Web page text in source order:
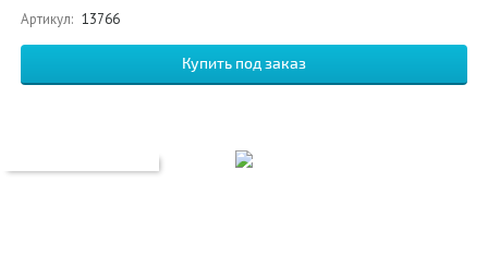
Артикул: 13766